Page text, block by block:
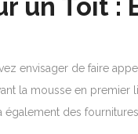
un Toit :
envisager de faire
la mousse en
des